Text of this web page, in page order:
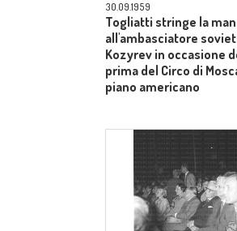
30.09.1959
Togliatti stringe la
all'ambasciatore
Kozyrev in occasione
prima del Circo di
piano americano